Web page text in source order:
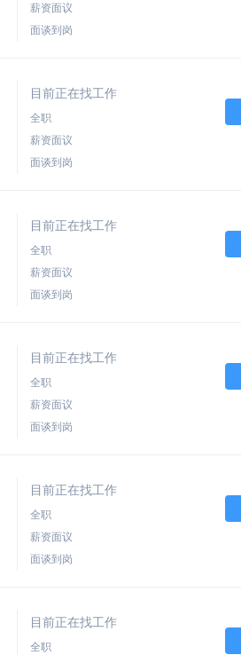
薪资面议
面谈到岗
目前正在找工作
全职
薪资面议
面谈到岗
目前正在找工作
全职
薪资面议
面谈到岗
目前正在找工作
全职
薪资面议
面谈到岗
目前正在找工作
全职
薪资面议
面谈到岗
目前正在找工作
全职